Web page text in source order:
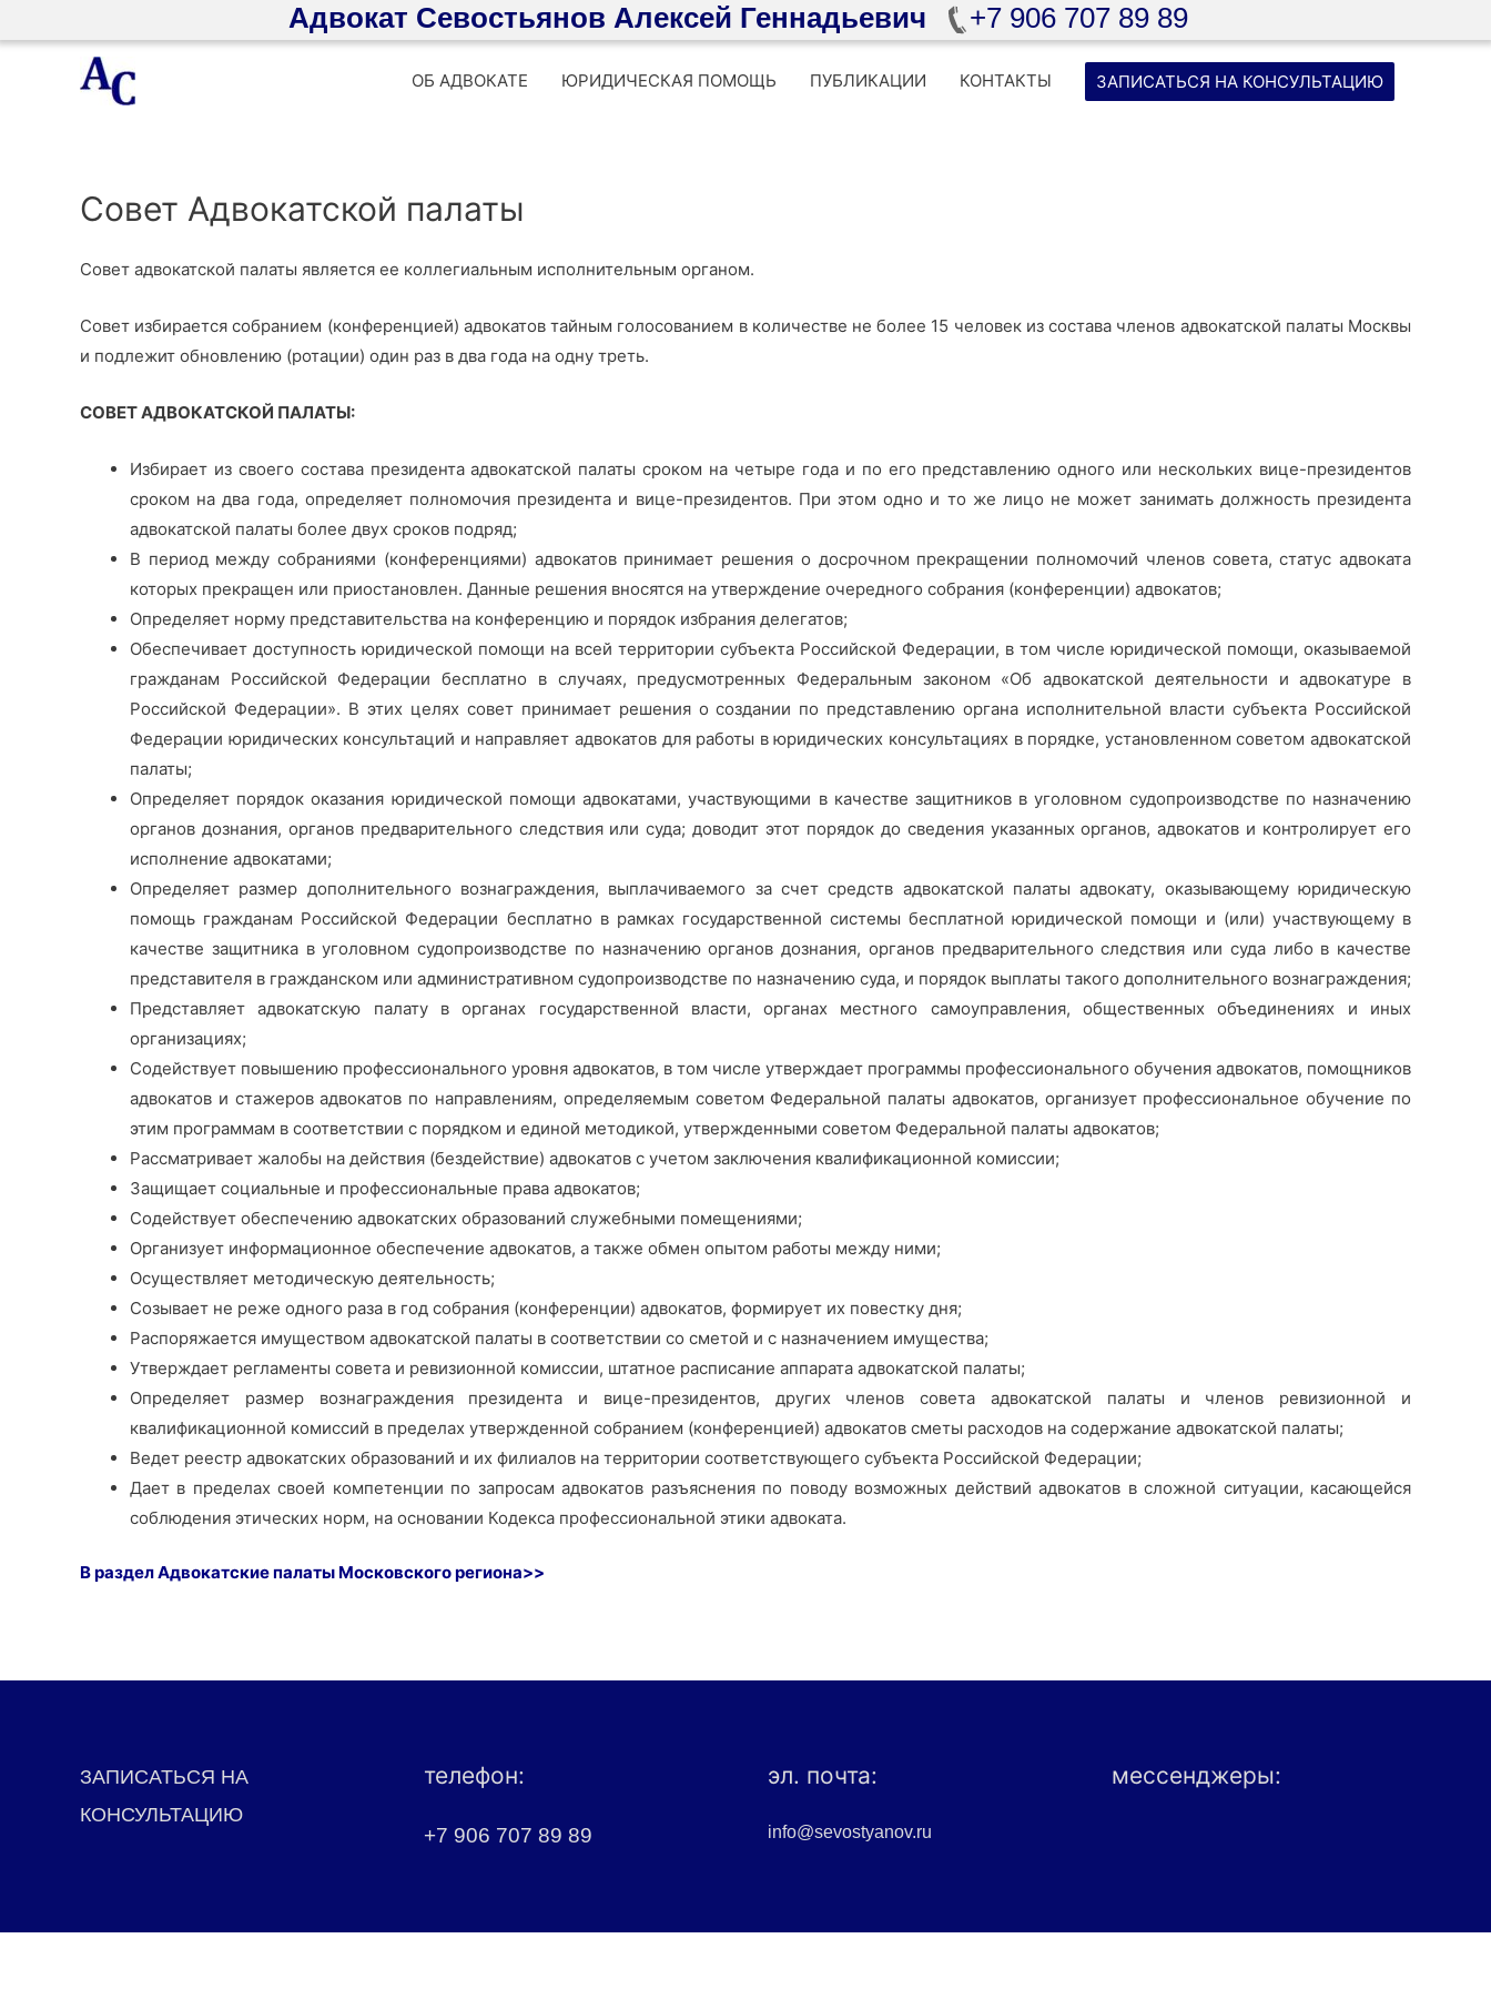
Адвокат Севостьянов Алексей Геннадьевич +7 906 707 89 89
ОБ АДВОКАТЕ ЮРИДИЧЕСКАЯ ПОМОЩЬ ПУБЛИКАЦИИ КОНТАКТЫ ЗАПИСАТЬСЯ НА КОНСУЛЬТАЦИЮ
Совет Адвокатской палаты
Совет адвокатской палаты является ее коллегиальным исполнительным органом.
Совет избирается собранием (конференцией) адвокатов тайным голосованием в количестве не более 15 человек из состава членов адвокатской палаты Москвы
и подлежит обновлению (ротации) один раз в два года на одну треть.
СОВЕТ АДВОКАТСКОЙ ПАЛАТЫ:
Избирает из своего состава президента адвокатской палаты сроком на четыре года и по его представлению одного или нескольких вице-президентов
сроком на два года, определяет полномочия президента и вице-президентов. При этом одно и то же лицо не может занимать должность президента
адвокатской палаты более двух сроков подряд;
В период между собраниями (конференциями) адвокатов принимает решения о досрочном прекращении полномочий членов совета, статус адвоката
которых прекращен или приостановлен. Данные решения вносятся на утверждение очередного собрания (конференции) адвокатов;
Определяет норму представительства на конференцию и порядок избрания делегатов;
Обеспечивает доступность юридической помощи на всей территории субъекта Российской Федерации, в том числе юридической помощи, оказываемой
гражданам Российской Федерации бесплатно в случаях, предусмотренных Федеральным законом «Об адвокатской деятельности и адвокатуре в
Российской Федерации». В этих целях совет принимает решения о создании по представлению органа исполнительной власти субъекта Российской
Федерации юридических консультаций и направляет адвокатов для работы в юридических консультациях в порядке, установленном советом адвокатской
палаты;
Определяет порядок оказания юридической помощи адвокатами, участвующими в качестве защитников в уголовном судопроизводстве по назначению
органов дознания, органов предварительного следствия или суда; доводит этот порядок до сведения указанных органов, адвокатов и контролирует его
исполнение адвокатами;
Определяет размер дополнительного вознаграждения, выплачиваемого за счет средств адвокатской палаты адвокату, оказывающему юридическую
помощь гражданам Российской Федерации бесплатно в рамках государственной системы бесплатной юридической помощи и (или) участвующему в
качестве защитника в уголовном судопроизводстве по назначению органов дознания, органов предварительного следствия или суда либо в качестве
представителя в гражданском или административном судопроизводстве по назначению суда, и порядок выплаты такого дополнительного вознаграждения;
Представляет адвокатскую палату в органах государственной власти, органах местного самоуправления, общественных объединениях и иных
организациях;
Содействует повышению профессионального уровня адвокатов, в том числе утверждает программы профессионального обучения адвокатов, помощников
адвокатов и стажеров адвокатов по направлениям, определяемым советом Федеральной палаты адвокатов, организует профессиональное обучение по
этим программам в соответствии с порядком и единой методикой, утвержденными советом Федеральной палаты адвокатов;
Рассматривает жалобы на действия (бездействие) адвокатов с учетом заключения квалификационной комиссии;
Защищает социальные и профессиональные права адвокатов;
Содействует обеспечению адвокатских образований служебными помещениями;
Организует информационное обеспечение адвокатов, а также обмен опытом работы между ними;
Осуществляет методическую деятельность;
Созывает не реже одного раза в год собрания (конференции) адвокатов, формирует их повестку дня;
Распоряжается имуществом адвокатской палаты в соответствии со сметой и с назначением имущества;
Утверждает регламенты совета и ревизионной комиссии, штатное расписание аппарата адвокатской палаты;
Определяет размер вознаграждения президента и вице-президентов, других членов совета адвокатской палаты и членов ревизионной и
квалификационной комиссий в пределах утвержденной собранием (конференцией) адвокатов сметы расходов на содержание адвокатской палаты;
Ведет реестр адвокатских образований и их филиалов на территории соответствующего субъекта Российской Федерации;
Дает в пределах своей компетенции по запросам адвокатов разъяснения по поводу возможных действий адвокатов в сложной ситуации, касающейся
соблюдения этических норм, на основании Кодекса профессиональной этики адвоката.
В раздел Адвокатские палаты Московского региона>>
ЗАПИСАТЬСЯ НА
КОНСУЛЬТАЦИЮ
телефон:
+7 906 707 89 89
эл. почта:
info@sevostyanov.ru
мессенджеры: